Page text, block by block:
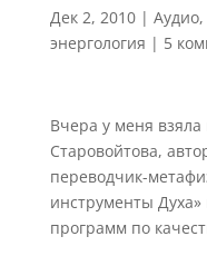
Дек 2, 2010| Аудио,
энергология | 5
Вчера у меня
Старовойтова,
переводчик-
инструменты
программ по